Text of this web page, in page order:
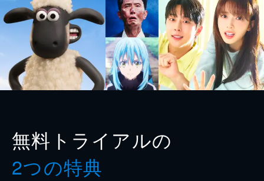
無料トライアルの
2つの特典